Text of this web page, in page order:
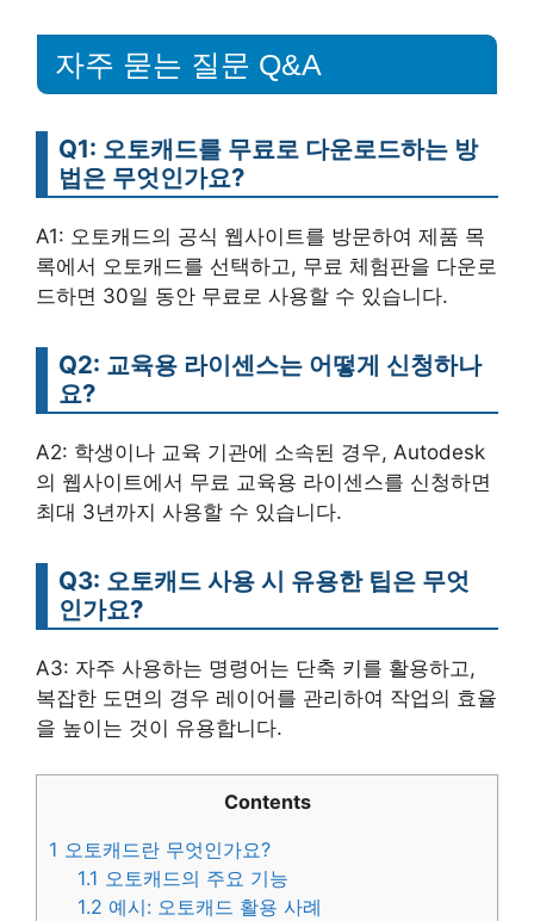
자주 묻는 질문 Q&A
Q1: 오토캐드를 무료로 다운로드하는 방
법은 무엇인가요?
A1: 오토캐드의 공식 웹사이트를 방문하여 제품 목
록에서 오토캐드를 선택하고, 무료 체험판을 다운로
드하면 30일 동안 무료로 사용할 수 있습니다.
Q2: 교육용 라이센스는 어떻게 신청하나
요?
A2: 학생이나 교육 기관에 소속된 경우, Autodesk
의 웹사이트에서 무료 교육용 라이센스를 신청하면
최대 3년까지 사용할 수 있습니다.
Q3: 오토캐드 사용 시 유용한 팁은 무엇
인가요?
A3: 자주 사용하는 명령어는 단축 키를 활용하고,
복잡한 도면의 경우 레이어를 관리하여 작업의 효율
을 높이는 것이 유용합니다.
Contents
1 오토캐드란 무엇인가요?
1.1 오토캐드의 주요 기능
1.2 예시: 오토캐드 활용 사례